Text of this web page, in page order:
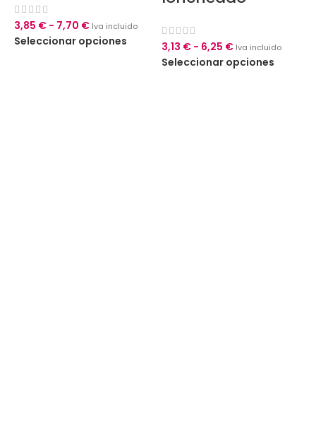
3,85 € - 7,70 € Iva incluido
Seleccionar opciones 3,13 € - 6,25 € Iva incluido
Seleccionar opciones